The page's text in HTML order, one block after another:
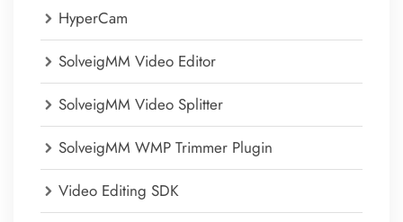
HyperCam
SolveigMM Video Editor
SolveigMM Video Splitter
SolveigMM WMP Trimmer Plugin
Video Editing SDK